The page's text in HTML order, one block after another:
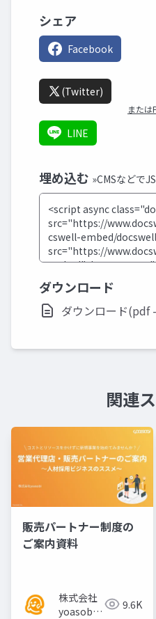
シェア
Facebook
(Twitter)
または
LINE
埋め込む »CMSなどで
ダウンロード
ダウンロード(pdf
関連
販売パートナー制度の
ご案内資料
株式会社
yoasobi
9.6K